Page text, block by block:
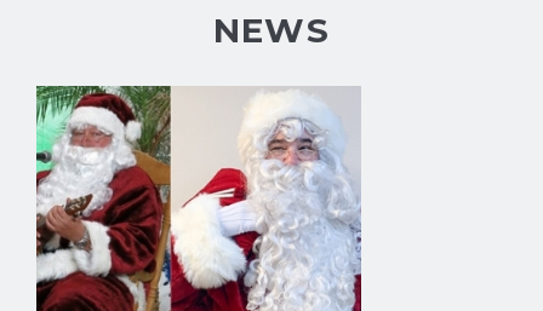
「Dive in
Tokyo」
NEWS